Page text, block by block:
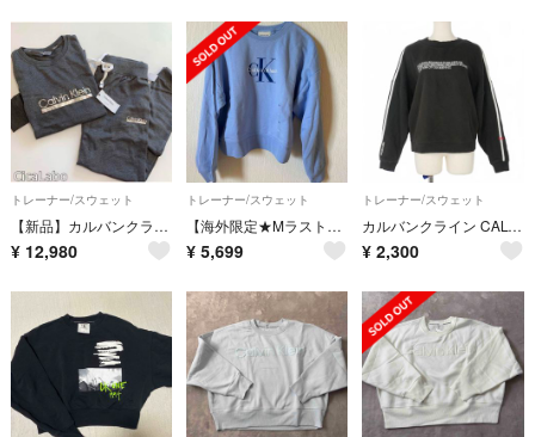
トレーナー/スウェット
【新品】カルバンクライン トレーナー スウェット セットアップ チャコール M
¥ 12,980
トレーナー/スウェット
【海外限定★Mラスト1点】CalvinKleinJeans 裏起毛トレーナー
¥ 5,699
トレーナー/スウェット
カルバンクライン CALVIN KLEIN トレーナー ライン 長袖 XS 黒
¥ 2,300